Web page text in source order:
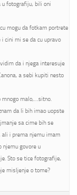
u fotografiju, bili oni
mogu da fotkam portrete
cini mi se da cu upravo
da i njega interesuje
a sebi kupiti nesto
mnogo malo,…sitno.
da li bih imao uopste
sa cime bih se
ali i prema njemu imam
njemu govore u
Sto se tice fotografije,
misljenje o tome?